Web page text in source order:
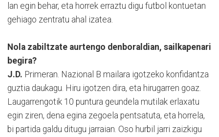
lan egin behar, eta horrek erraztu digu futbol kontuetan
gehiago zentratu ahal izatea.
Nola zabiltzate aurtengo denboraldian, sailkapenari
begira?
J.D. Primeran. Nazional B mailara igotzeko konfidantza
guztia daukagu. Hiru igotzen dira, eta hirugarren goaz.
Laugarrengotik 10 puntura geundela mutilak erlaxatu
egin ziren, dena egina zegoela pentsatuta, eta horrela,
bi partida galdu ditugu jarraian. Oso hurbil jarri zaizkigu